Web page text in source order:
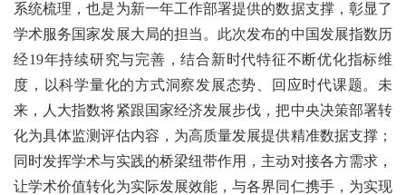
系统梳理，也是为新一年工作部署提供的数据支撑，彰显了
学术服务国家发展大局的担当。此次发布的中国发展指数历
经19年持续研究与完善，结合新时代特征不断优化指标维
度，以科学量化的方式洞察发展态势、回应时代课题。未
来，人大指数将紧跟国家经济发展步伐，把中央决策部署转
化为具体监测评估内容，为高质量发展提供精准数据支撑；
同时发挥学术与实践的桥梁纽带作用，主动对接各方需求，
让学术价值转化为实际发展效能，与各界同仁携手，为实现